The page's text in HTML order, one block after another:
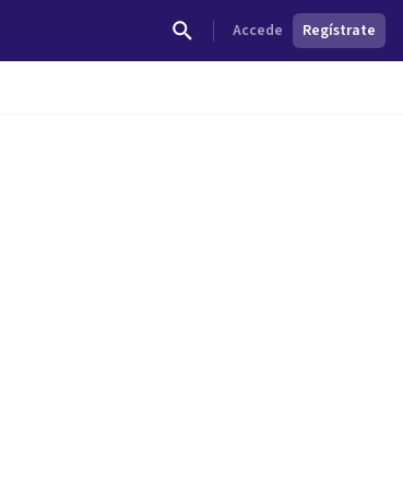
Accede Regístrate